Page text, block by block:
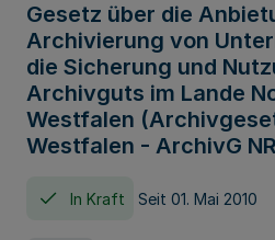
Gesetz über die
Archivierung von
die Sicherung und
Archivguts im Lande
Westfalen
Westfalen - ArchivG
In Kraft Seit 01. Mai 2010